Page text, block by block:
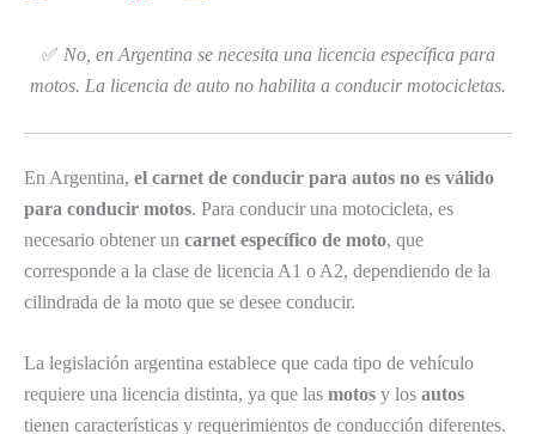
✅ No, en Argentina se necesita una licencia específica para
motos. La licencia de auto no habilita a conducir motocicletas.
En Argentina, el carnet de conducir para autos no es válido
para conducir motos. Para conducir una motocicleta, es
necesario obtener un carnet específico de moto, que
corresponde a la clase de licencia A1 o A2, dependiendo de la
cilindrada de la moto que se desee conducir.
La legislación argentina establece que cada tipo de vehículo
requiere una licencia distinta, ya que las motos y los autos
tienen características y requerimientos de conducción diferentes.